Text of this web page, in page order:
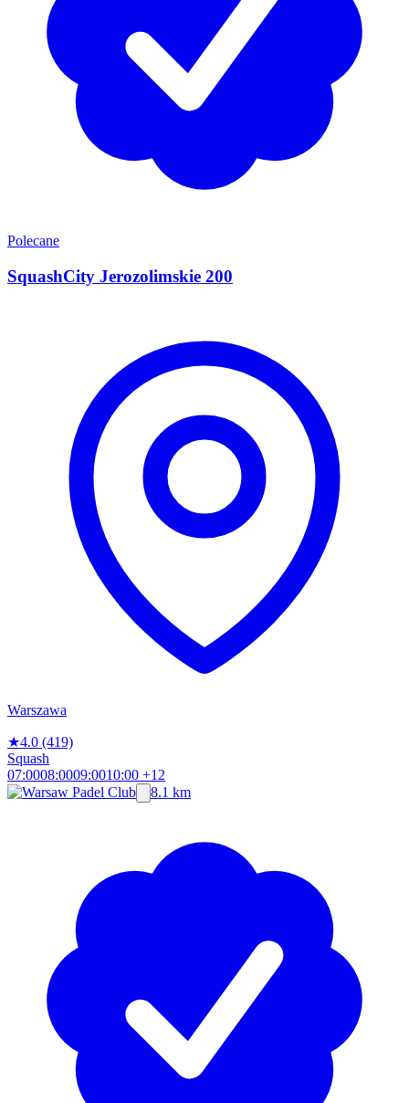
Polecane
SquashCity Jerozolimskie 200
Warszawa
★4.0 (419)
Squash
07:0008:0009:0010:00 +12
8.1 km